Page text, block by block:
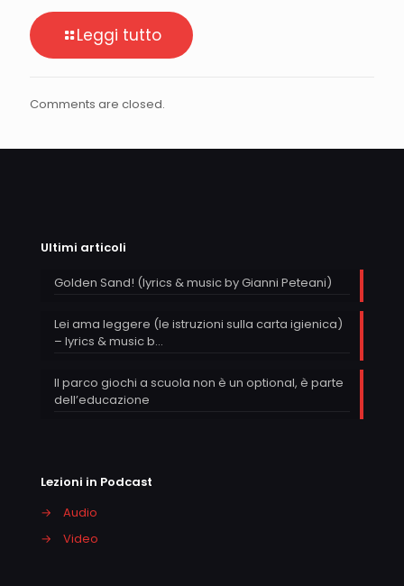
Leggi tutto
Comments are closed.
Ultimi articoli
Golden Sand! (lyrics & music by Gianni Peteani)
Lei ama leggere (le istruzioni sulla carta igienica)
– lyrics & music b…
Il parco giochi a scuola non è un optional, è parte
dell’educazione
Lezioni in Podcast
→
Audio
→
Video